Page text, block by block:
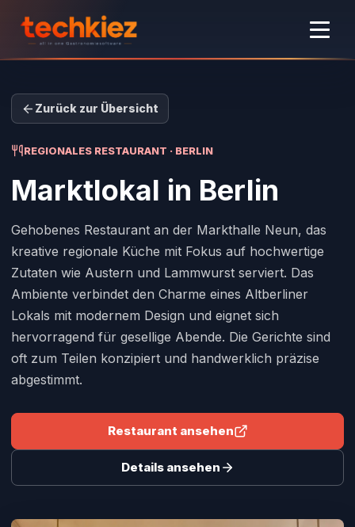
Zurück zur Übersicht
REGIONALES RESTAURANT · BERLIN
Marktlokal in Berlin
Gehobenes Restaurant an der Markthalle Neun, das
kreative regionale Küche mit Fokus auf hochwertige
Zutaten wie Austern und Lammwurst serviert. Das
Ambiente verbindet den Charme eines Altberliner
Lokals mit modernem Design und eignet sich
hervorragend für gesellige Abende. Die Gerichte sind
oft zum Teilen konzipiert und handwerklich präzise
abgestimmt.
Restaurant ansehen
Details ansehen